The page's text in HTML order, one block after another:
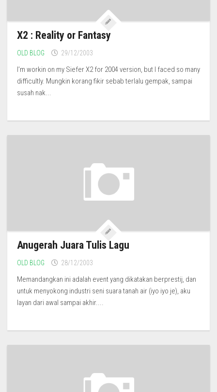
X2 : Reality or Fantasy
OLD BLOG 29/12/2003
I’m workin on my Siefer X2 for 2004 version, but I faced so many
difficultly. Mungkin korang fikir sebab terlalu gempak, sampai
susah nak...
Anugerah Juara Tulis Lagu
OLD BLOG 28/12/2003
Memandangkan ini adalah event yang dikatakan berprestij, dan
untuk menyokong industri seni suara tanah air (iyo iyo je), aku
layan dari awal sampai akhir....